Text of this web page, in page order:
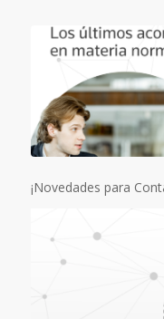
¡Novedades para